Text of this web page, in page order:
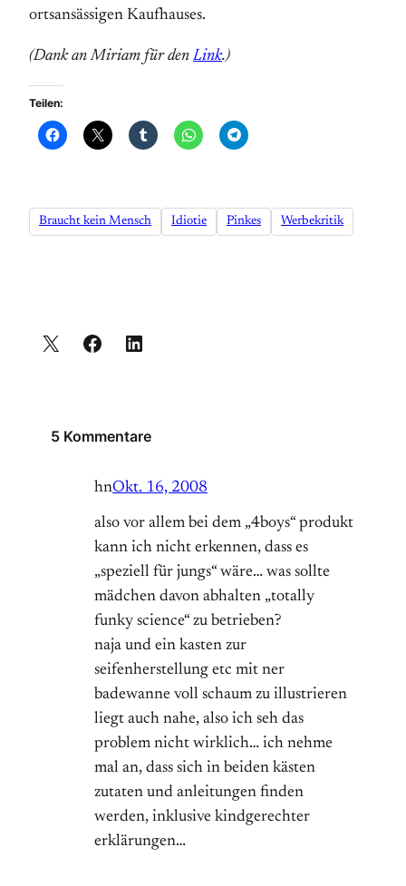
ortsansässigen Kaufhauses.
(Dank an Miriam für denLink.)
Teilen:
Braucht kein Mensch Idiotie Pinkes Werbekritik
5 Kommentare
hnOkt. 16, 2008
also vor allem bei dem „4boys“ produkt
kann ich nicht erkennen, dass es
„speziell für jungs“ wäre… was sollte
mädchen davon abhalten „totally
funky science“ zu betrieben?
naja und ein kasten zur
seifenherstellung etc mit ner
badewanne voll schaum zu illustrieren
liegt auch nahe, also ich seh das
problem nicht wirklich… ich nehme
mal an, dass sich in beiden kästen
zutaten und anleitungen finden
werden, inklusive kindgerechter
erklärungen…